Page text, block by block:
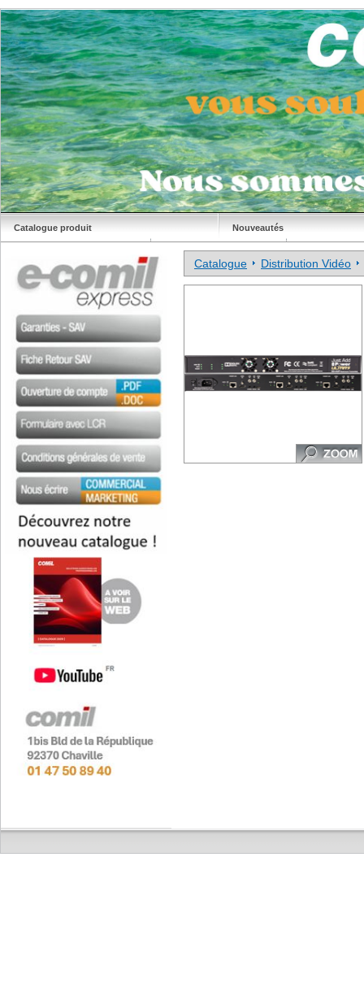
Catalogue produit Nouveautés
Site Comil
Catalogue Distribution Vidéo